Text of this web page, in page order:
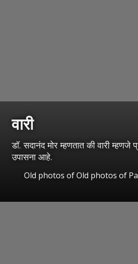
वारी
डॉ. सदानंद मोर म्हणतात की वारी
उपासना आहे.
Old photos of Old photos of